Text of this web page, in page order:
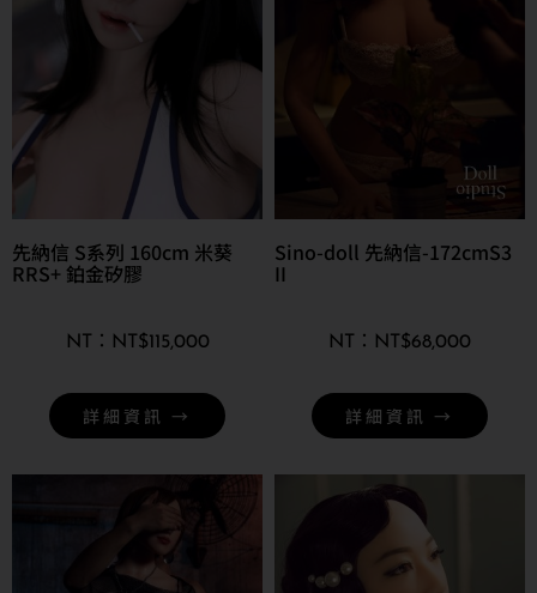
先納信 S系列 160cm 米葵
RRS+ 鉑金矽膠
NT$115,000
詳細資訊 →
Sino-doll 先納信-172cmS3
II
NT$68,000
詳細資訊 →